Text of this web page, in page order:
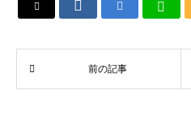
  
前の記事